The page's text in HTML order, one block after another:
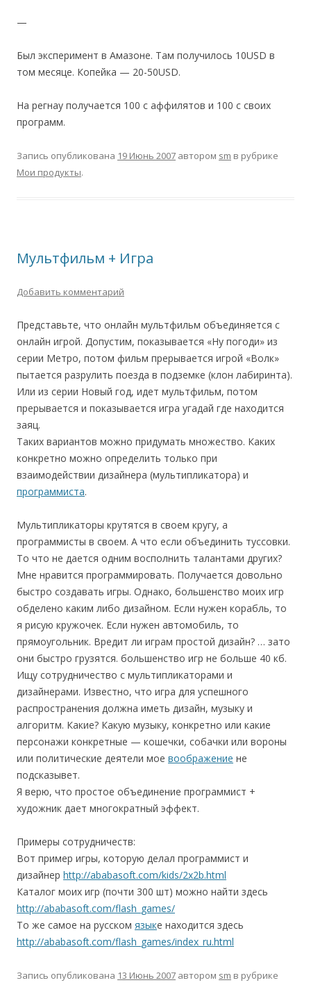
—
Был эксперимент в Амазоне. Там получилось 10USD в
том месяце. Копейка — 20-50USD.
На регнау получается 100 с аффилятов и 100 с своих
программ.
Запись опубликована 19 Июнь 2007 автором sm в рубрике
Мои продукты.
Мультфильм + Игра
Добавить комментарий
Представьте, что онлайн мультфильм объединяется с
онлайн игрой. Допустим, показывается «Ну погоди» из
серии Метро, потом фильм прерывается игрой «Волк»
пытается разрулить поезда в подземке (клон лабиринта).
Или из серии Новый год, идет мультфильм, потом
прерывается и показывается игра угадай где находится
заяц.
Таких вариантов можно придумать множество. Каких
конкретно можно определить только при
взаимодействии дизайнера (мультипликатора) и
программиста.
Мультипликаторы крутятся в своем кругу, а
программисты в своем. А что если объединить туссовки.
То что не дается одним восполнить талантами других?
Мне нравится программировать. Получается довольно
быстро создавать игры. Однако, большенство моих игр
обделено каким либо дизайном. Если нужен корабль, то
я рисую кружочек. Если нужен автомобиль, то
прямоугольник. Вредит ли играм простой дизайн? … зато
они быстро грузятся. большенство игр не больше 40 кб.
Ищу сотрудничество с мультипликаторами и
дизайнерами. Известно, что игра для успешного
распространения должна иметь дизайн, музыку и
алгоритм. Какие? Какую музыку, конкретно или какие
персонажи конкретные — кошечки, собачки или вороны
или политические деятели мое воображение не
подсказывет.
Я верю, что простое объединение программист +
художник дает многократный эффект.
Примеры сотрудничеств:
Вот пример игры, которую делал программист и
дизайнер http://ababasoft.com/kids/2x2b.html
Каталог моих игр (почти 300 шт) можно найти здесь
http://ababasoft.com/flash_games/
То же самое на русском языке находится здесь
http://ababasoft.com/flash_games/index_ru.html
Запись опубликована 13 Июнь 2007 автором sm в рубрике